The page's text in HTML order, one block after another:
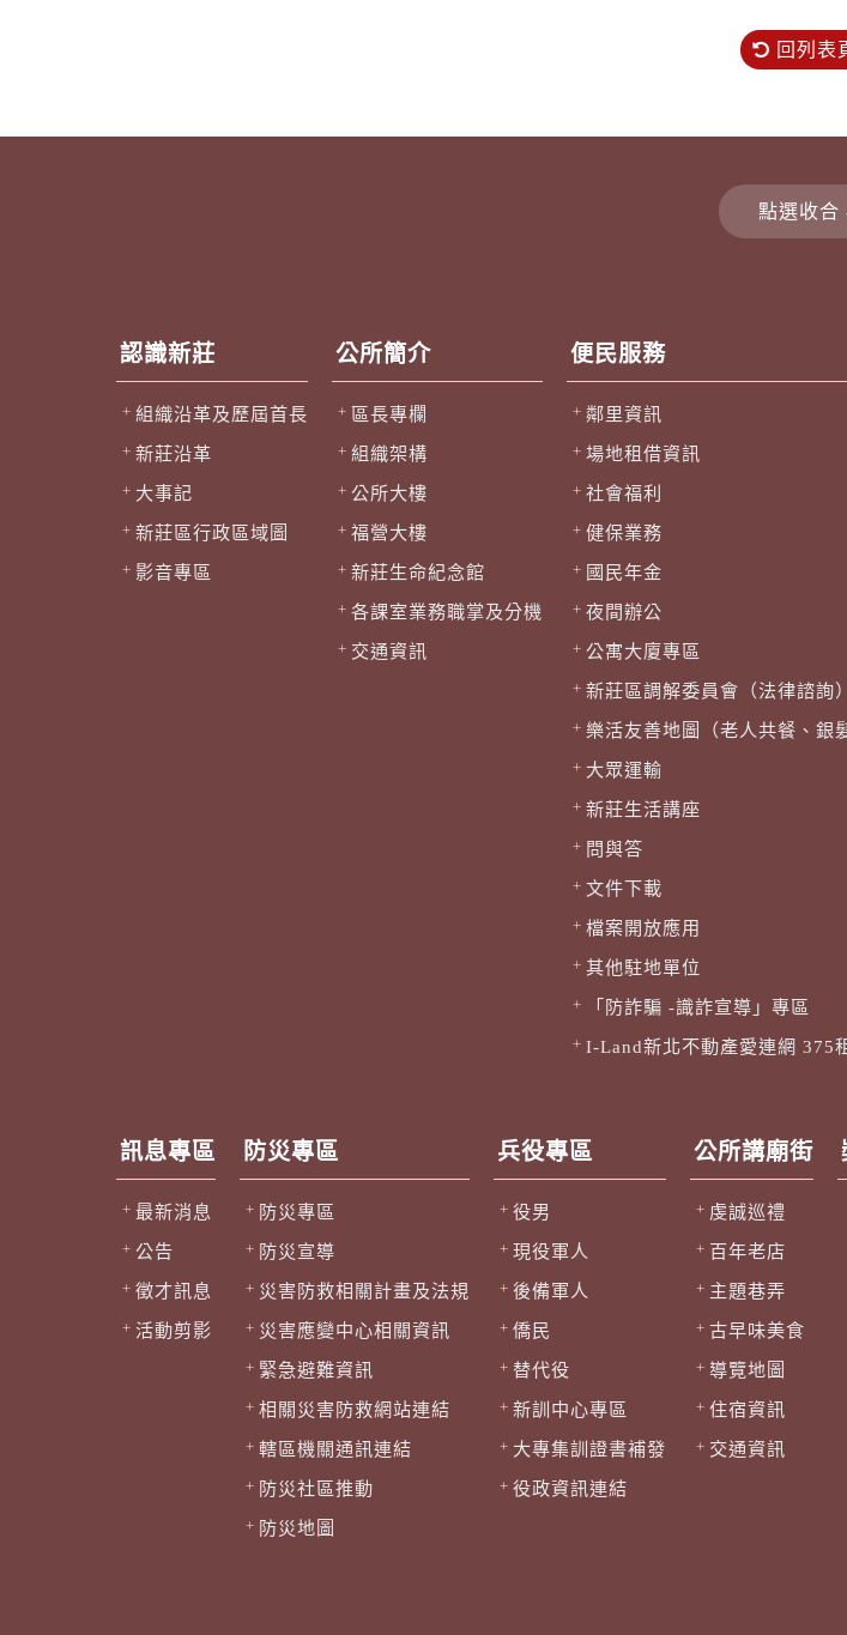
回列表
認識新莊
組織沿革及歷屆首長
新莊沿革
大事記
新莊區行政區域圖
影音專區
公所簡介
區長專欄
組織架構
公所大樓
福營大樓
新莊生命紀念館
各課室業務職掌及分機
交通資訊
便民服務
鄰里資訊
場地租借資訊
社會福利
健保業務
國民年金
夜間辦公
公寓大廈專區
新莊區調解委員會（法律諮詢）
樂活友善地圖（老人共餐、銀
大眾運輸
新莊生活講座
問與答
文件下載
檔案開放應用
其他駐地單位
「防詐騙 -識詐宣導」專區
I-Land新北不動產愛連網 375
訊息專區
最新消息
公告
徵才訊息
活動剪影
防災專區
防災專區
防災宣導
災害防救相關計畫及法規
災害應變中心相關資訊
緊急避難資訊
相關災害防救網站連結
轄區機關通訊連結
防災社區推動
防災地圖
兵役專區
役男
現役軍人
後備軍人
僑民
替代役
新訓中心專區
大專集訓證書補發
役政資訊連結
公所講廟街
虔誠巡禮
百年老店
主題巷弄
古早味美食
導覽地圖
住宿資訊
交通資訊